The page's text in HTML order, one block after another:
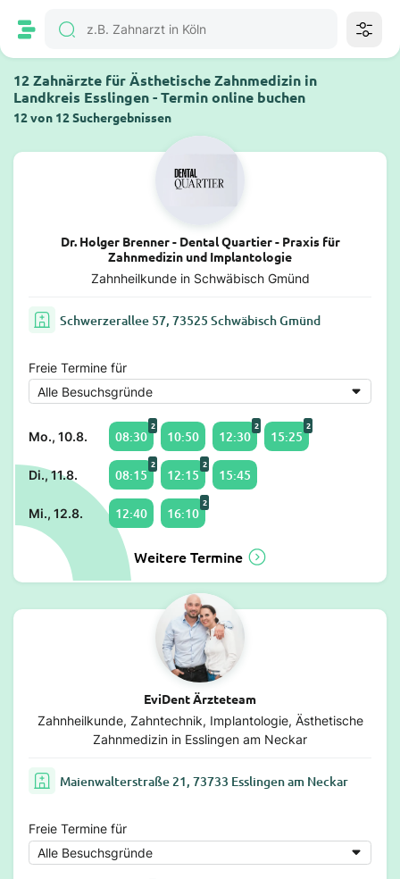
12 Zahnärzte für Ästhetische Zahnmedizin in
Landkreis Esslingen - Termin online buchen
12 von 12 Suchergebnissen
Dr. Holger Brenner - Dental Quartier - Praxis für
Zahnmedizin und Implantologie
Zahnheilkunde in Schwäbisch Gmünd
Schwerzerallee 57, 73525 Schwäbisch Gmünd
Freie Termine für
Mo., 10.8. 08:30
2
10:50 12:30
2
15:25
2
Di., 11.8. 08:15
2
12:15
2
15:45
Mi., 12.8. 12:40 16:10
2
Weitere Termine
EviDent Ärzteteam
Zahnheilkunde, Zahntechnik, Implantologie, Ästhetische
Zahnmedizin in Esslingen am Neckar
Maienwalterstraße 21, 73733 Esslingen am Neckar
Freie Termine für